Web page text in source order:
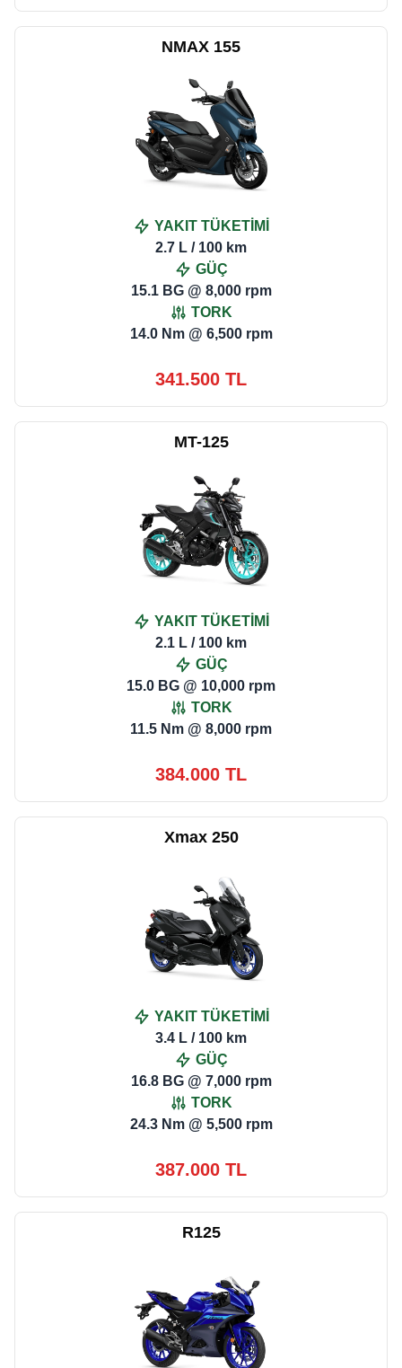
NMAX 155
YAKIT TÜKETİMİ
2.7 L / 100 km
GÜÇ
15.1 BG @ 8,000 rpm
TORK
14.0 Nm @ 6,500 rpm
341.500 TL
MT-125
YAKIT TÜKETİMİ
2.1 L / 100 km
GÜÇ
15.0 BG @ 10,000 rpm
TORK
11.5 Nm @ 8,000 rpm
384.000 TL
Xmax 250
YAKIT TÜKETİMİ
3.4 L / 100 km
GÜÇ
16.8 BG @ 7,000 rpm
TORK
24.3 Nm @ 5,500 rpm
387.000 TL
R125